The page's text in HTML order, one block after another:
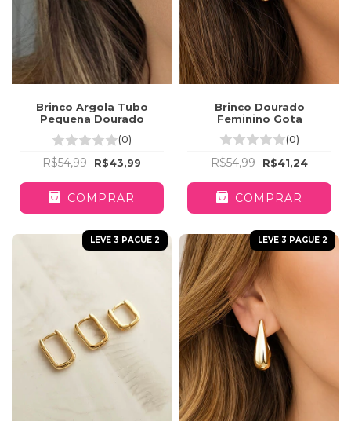
Brinco Argola Tubo
Pequena Dourado
(0)
R$54,99 R$43,99
COMPRAR
Brinco Dourado
Feminino Gota
(0)
R$54,99 R$41,24
COMPRAR
LEVE 3 PAGUE 2 LEVE 3 PAGUE 2